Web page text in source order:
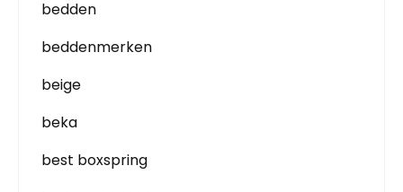
bedden
beddenmerken
beige
beka
best boxspring